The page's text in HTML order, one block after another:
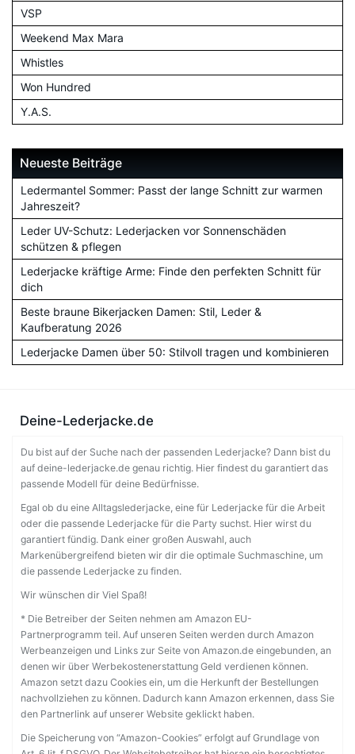
VSP
Weekend Max Mara
Whistles
Won Hundred
Y.A.S.
Neueste Beiträge
Ledermantel Sommer: Passt der lange Schnitt zur warmen
Jahreszeit?
Leder UV-Schutz: Lederjacken vor Sonnenschäden
schützen & pflegen
Lederjacke kräftige Arme: Finde den perfekten Schnitt für
dich
Beste braune Bikerjacken Damen: Stil, Leder &
Kaufberatung 2026
Lederjacke Damen über 50: Stilvoll tragen und kombinieren
Deine-Lederjacke.de
Du bist auf der Suche nach der passenden Lederjacke? Dann bist du
auf deine-lederjacke.de genau richtig. Hier findest du garantiert das
passende Modell für deine Bedürfnisse.
Egal ob du eine Alltagslederjacke, eine für Lederjacke für die Arbeit
oder die passende Lederjacke für die Party suchst. Hier wirst du
garantiert fündig. Dank einer großen Auswahl, auch
Markenübergreifend bieten wir dir die optimale Suchmaschine, um
die passende Lederjacke zu finden.
Wir wünschen dir Viel Spaß!
* Die Betreiber der Seiten nehmen am Amazon EU-
Partnerprogramm teil. Auf unseren Seiten werden durch Amazon
Werbeanzeigen und Links zur Seite von Amazon.de eingebunden, an
denen wir über Werbekostenerstattung Geld verdienen können.
Amazon setzt dazu Cookies ein, um die Herkunft der Bestellungen
nachvollziehen zu können. Dadurch kann Amazon erkennen, dass Sie
den Partnerlink auf unserer Website geklickt haben.
Die Speicherung von “Amazon-Cookies” erfolgt auf Grundlage von